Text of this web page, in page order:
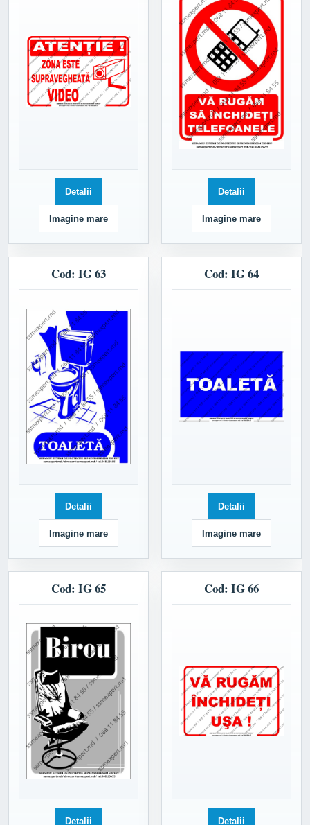
Detalii
Imagine mare
Detalii
Imagine mare
Cod: IG 63
Detalii
Imagine mare
Cod: IG 64
Detalii
Imagine mare
Cod: IG 65
Detalii
Cod: IG 66
Detalii